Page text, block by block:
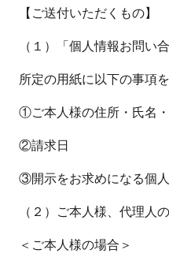
【ご送付いただくもの】
（１）「個人情報お問い
所定の用紙に以下の事項
①ご本人様の住所・氏名
②請求日
③開示をお求めになる個
（２）ご本人様、代理人
＜ご本人様の場合＞